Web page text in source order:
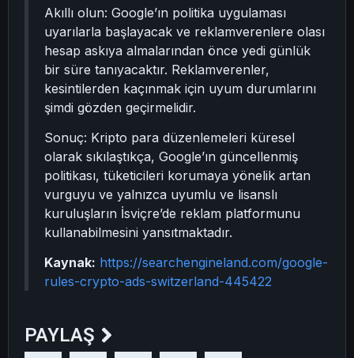
Akıllı olun: Google’ın politika uygulaması
uyarılarla başlayacak ve reklamverenlere olası
hesap askıya almalarından önce yedi günlük
bir süre tanıyacaktır. Reklamverenler,
kesintilerden kaçınmak için uyum durumlarını
şimdi gözden geçirmelidir.
Sonuç: Kripto para düzenlemeleri küresel
olarak sıkılaştıkça, Google’ın güncellenmiş
politikası, tüketicileri korumaya yönelik artan
vurguyu ve yalnızca uyumlu ve lisanslı
kuruluşların İsviçre’de reklam platformunu
kullanabilmesini yansıtmaktadır.
Kaynak: https://searchengineland.com/google-
rules-crypto-ads-switzerland-445422
PAYLAŞ